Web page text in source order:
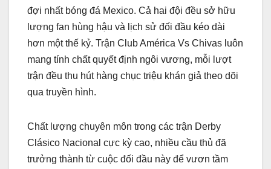
đợi nhất bóng đá Mexico. Cả hai đội đều sở hữu
lượng fan hùng hậu và lịch sử đối đầu kéo dài
hơn một thế kỷ. Trận Club América Vs Chivas luôn
mang tính chất quyết định ngôi vương, mỗi lượt
trận đều thu hút hàng chục triệu khán giả theo dõi
qua truyền hình.
Chất lượng chuyên môn trong các trận Derby
Clásico Nacional cực kỳ cao, nhiều cầu thủ đã
trưởng thành từ cuộc đối đầu này để vươn tầm